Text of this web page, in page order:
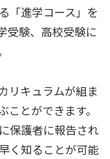
「進学コース」を
受験、高校受験に
リキュラムが組ま
とができます。
保護者に報告され
く知ることが可能